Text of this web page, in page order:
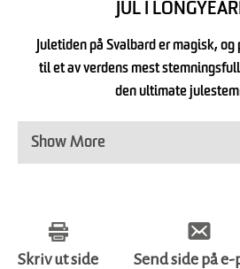
JUL I
Juletiden på Svalbard er magisk,
til et av verdens mest
den ultimate
Show More
Skriv ut side Send side på e-